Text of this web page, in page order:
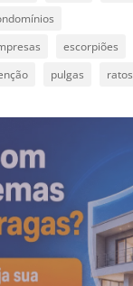
escorpiões
pulgas ratos